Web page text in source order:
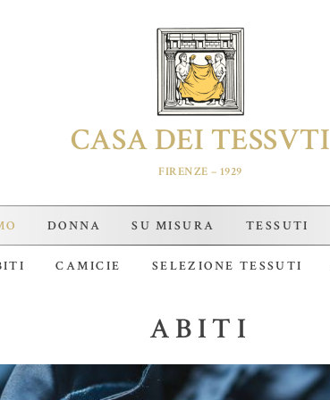
CASA DEI TESSVTI
FIRENZE – 1929
CAMICIE SELEZIONE TESSUTI
DONNA SU MISURA TESSUTI
ABITI